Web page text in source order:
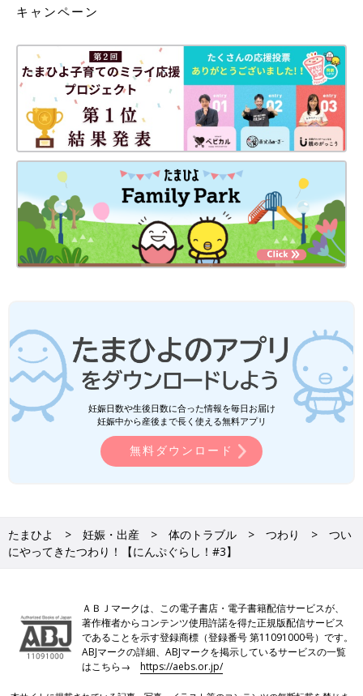
キャンペーン
妊娠日数や生後日数に合った情報を毎日お届け
妊娠中から産後まで長く使える無料アプリ
無料ダウンロード
たまひよ 妊娠・出産 体のトラブル つわり
つい
にやってきたつわり！【にんぷぐらし！#3】
ＡＢＪマークは、この電子書店・電子書籍配信サービスが、
著作権者からコンテンツ使用許諾を得た正規版配信サービス
であることを示す登録商標（登録番号 第11091000号）です。
ABJマークの詳細、ABJマークを掲示しているサービスの一覧
はこちら→https://aebs.or.jp/